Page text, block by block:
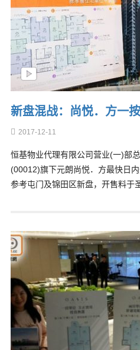
新盘混战：尚悦．方一
2017-12-11
恒基物业代理有限公司营业(一)部
(00012)旗下元朗尚悦．方最快日
参考屯门及锦田区新盘，开售料于